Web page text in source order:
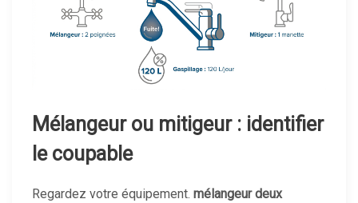
Mélangeur ou mitigeur : identifier
le coupable
Regardez votre équipement. mélangeur deux